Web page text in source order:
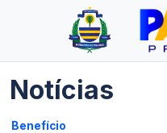
Notícias
Benefício